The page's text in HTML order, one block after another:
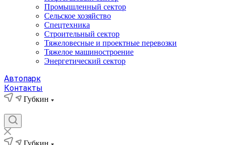
Промышленный сектор
Сельское хозяйство
Спецтехника
Строительный сектор
Тяжеловесные и проектные перевозки
Тяжелое машиностроение
Энергетический сектор
Автопарк
Контакты
Губкин
Губкин